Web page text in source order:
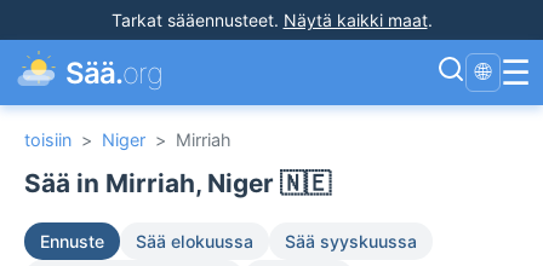
Tarkat sääennusteet. Näytä kaikki maat.
Sää.org 🌐 ☰
toisiin > Niger > Mirriah
Sää in Mirriah, Niger 🇳🇪
Ennuste Sää elokuussa
Sää syyskuussa